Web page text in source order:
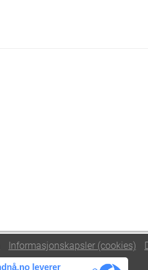
Informasjonskapsler (cookies)